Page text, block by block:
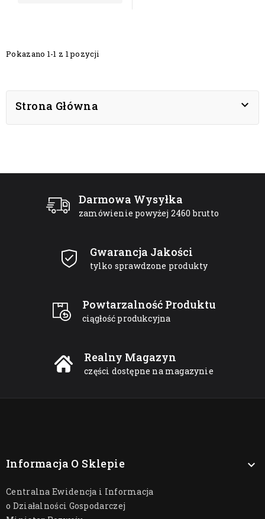
Pokazano 1-1 z 1 pozycji
Strona Główna 
Darmowa Wysyłka
zamówienie powyżej 2460 brutto
Gwarancja Jakości
tylko sprawdzone produkty
Powtarzalność Produktu
ciągłość produkcyjna
Realny Magazyn
części dostępne na magazynie
Informacja O Sklepie 
Centralna Ewidencja i Informacja
o Działalności Gospodarczej